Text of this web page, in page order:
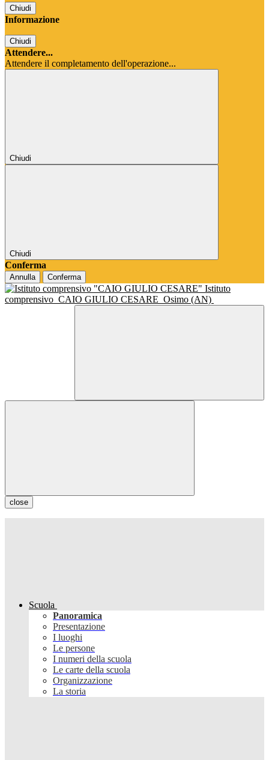
Chiudi
Informazione
Chiudi
Attendere...
Attendere il completamento dell'operazione...
Chiudi
Chiudi
Conferma
Annulla Conferma
Istituto
comprensivo CAIO GIULIO CESARE Osimo (AN)
close
Scuola
Panoramica
Presentazione
I luoghi
Le persone
I numeri della scuola
Le carte della scuola
Organizzazione
La storia